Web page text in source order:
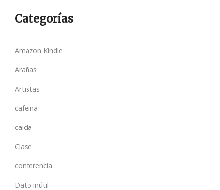
Categorías
Amazon Kindle
Arañas
Artistas
cafeina
caida
Clase
conferencia
Dato inútil